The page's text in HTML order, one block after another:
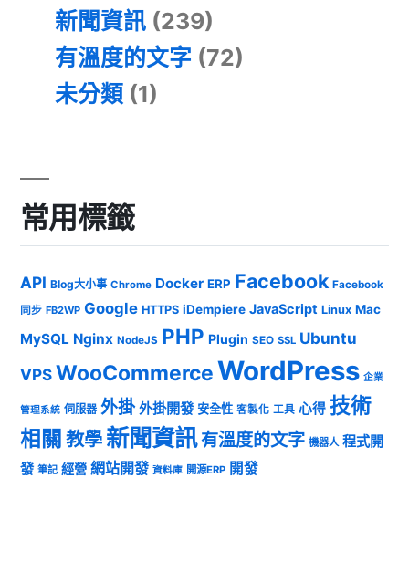
新聞資訊 (239)
有溫度的文字 (72)
未分類 (1)
常用標籤
API Blog大小事 Chrome Docker ERP Facebook Facebook
同步 FB2WP Google HTTPS iDempiere JavaScript Linux Mac
MySQL Nginx NodeJS PHP Plugin SEO SSL Ubuntu
VPSWooCommerceWordPress 企業
管理系統 伺服器 外掛 外掛開發 安全性 客製化 工具 心得 技術
相關 教學 新聞資訊有溫度的文字 機器人 程式開
發 筆記 經營 網站開發 資料庫 開源ERP 開發